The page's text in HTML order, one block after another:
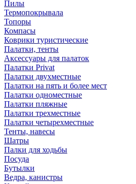
Пилы
Термопокрывала
Топоры
Компасы
Коврики туристические
Палатки, тенты
Аксессуары для палаток
Палатки Privat
Палатки двухместные
Палатки на пять и более мест
Палатки одноместные
Палатки пляжные
Палатки трехместные
Палатки четырехместные
Тенты, навесы
Шатры
Палки для ходьбы
Посуда
Бутылки
Ведра, канистры